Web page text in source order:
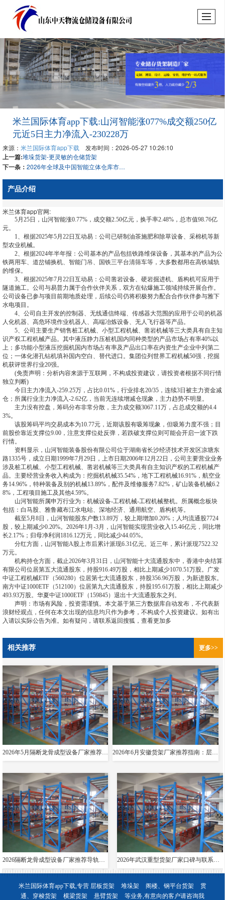
米兰国际体育app下载:山河智能涨077%成交额250亿
元近5日主力净流入-230228万
来源： 米兰国际体育app下载 发布时间：2026-05-27 10:26:10
上一篇:堆垛货架-更灵敏的仓储货架
下一条： 2026年全球及中国智能立体仓库市场趋势变化分析：全球预计销售金额1370亿元[图]
产品介绍
米兰体育app官网:
5月25日，山河智能涨0.77%，成交额2.50亿元，换手率2.48%，总市值98.76亿
元。
1、根据2025年5月22日互动易：公司已研制油茶施肥和除草设备、采棉机等新
型农业机械。
2、根据2024年半年报：公司基本的产品包括铁路维保设备，其基本的产品为公
铁两用车、道岔铺换机、智能门吊、国铁三平台清筛车等，大多数都用在高铁城轨
的维保。
3、根据2025年7月22日互动易：公司凿岩设备、硬岩掘进机、盾构机可应用于
隧道施工。公司与易普力属于合作伙伴关系，双方在钻爆施工领域持续开展合作。
公司设备已参与项目前期地质处理，后续公司仍将积极努力配合合作伙伴参与雅下
水电项目。
4、公司自主开发的控制器、无线通信终端、传感器大范围的应用于公司的机器
人化机器、高危环境作业机器人、高端冶炼设备、无人飞行器等产品。
5、公司主要生产销售桩工机械、小型工程机械、凿岩机械等三大类具有自主知
识产权工程机械产品。其中液压静力压桩机国内同种类型的产品市场占有率40%以
上；多功能小型液压挖掘机国内市场占有率及产品出口率在内资生产企业中列第二
位；一体化潜孔钻机填补国内空白、替代进口。集团位列世界工程机械50强，挖掘
机获评世界行业20强。
(免责声明：分析内容来源于互联网，不构成投资建议，请投资者根据不同行情
独立判断)
今日主力净流入-259.25万，占比0.01%，行业排名20/35，连续3日被主力资金减
仓；所属行业主力净流入-2.62亿，当前无连续增减仓现象，主力趋势不明显。
主力没有控盘，筹码分布非常分散，主力成交额3067.11万，占总成交额的4.4
3%。
该股筹码平均交易成本为10.77元，近期该股有吸筹现象，但吸筹力度不强；目
前股价靠近支撑位9.00，注意支撑位处反弹，若跌破支撑位则可能会开启一波下跌
行情。
资料显示，山河智能装备股份有限公司位于湖南省长沙经济技术开发区凉塘东
路1335号，成立日期1999年7月29日，上市日期2006年12月22日，公司主要营业业务
涉及桩工机械、小型工程机械、凿岩机械等三大类具有自主知识产权的工程机械产
品。主要经营业务收入构成为：挖掘机机械35.54%，地下工程机械16.91%，航空业
务14.96%，特种装备及别的机械13.89%，配件及维修服务7.82%，矿山装备机械6.2
8%，工程项目施工及其他4.59%。
山河智能所属申万行业为：机械设备-工程机械-工程机械整机。所属概念板块
包括：白马股、雅鲁藏布江水电站、深地经济、通用航空、盾构机等。
截至5月8日，山河智能股东户数13.89万，较上期增加0.20%；人均流通股7724
股，较上期减少0.20%。2026年1月-3月，山河智能实现营业收入15.46亿元，同比增
长2.17%；归母净利润1816.12万元，同比减少44.05%。
分红方面，山河智能A股上市后累计派现6.31亿元。近三年，累计派现7522.32
万元。
机构持仓方面，截止2026年3月31日，山河智能十大流通股东中，香港中央结算
有限公司位居第五大流通股东，持股916.49万股，相比上期减少1070.51万股。广发
中证工程机械ETF（560280）位居第七大流通股东，持股356.96万股，为新进股东。
南方中证1000ETF（512100）位居第九大流通股东，持股195.61万股，相比上期减少
493.93万股。华夏中证1000ETF（159845）退出十大流通股东之列。
声明：市场有风险，投资需谨慎。本文基于第三方数据库自动发布，不代表新
浪财经观点，任何在本文出现的信息均只作为参考，不构成个人投资建议。如有出
入请以实际公告为准。如有疑问，请联系返回搜狐，查看更加多
相关推荐 更多>>
2026年5月隔断龙骨成型设备厂家推荐指南：导轨成型设备消防箱光伏支架货架夸梁公司优选！ 2026年6月安徽货架厂家推荐指南：层板货架悬臂贯通双伸位公司优选！
2026隔断龙骨成型设备厂家推荐导轨成型设备货架夸梁层板生产线电缆桥架厂家优选指南！ 2026年武汉重型货架厂家口碑与联系方式全解析
米兰国际体育app下载,专营 层板货架 堆垛架 阁楼、钢平台货架
贯
通、穿梭货架
横梁货架 悬臂货架 等业务,有意向的客户请咨询我